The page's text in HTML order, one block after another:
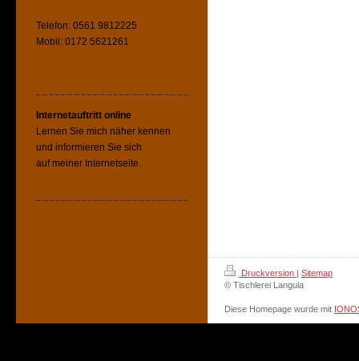
Telefon: 0561 9812225
Mobil: 0172 5621261
Internetauftritt online
Lernen Sie mich näher kennen
und informieren Sie sich
auf meiner Internetseite.
Druckversion | Sitemap
© Tischlerei Langula
Diese Homepage wurde mit